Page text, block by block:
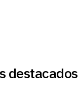
destacados